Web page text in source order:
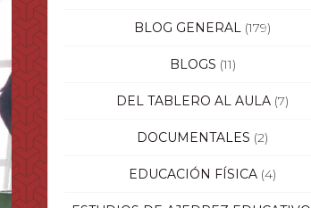
BLOG GENERAL (179)
BLOGS (11)
DEL TABLERO AL AULA (7)
DOCUMENTALES (2)
EDUCACIÓN FÍSICA (4)